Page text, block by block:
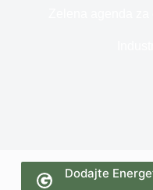
Dodajte